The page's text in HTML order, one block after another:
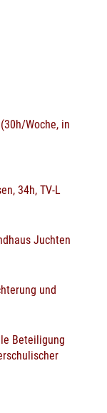
Woche, in
34h, TV-L
Juchten
und
Beteiligung